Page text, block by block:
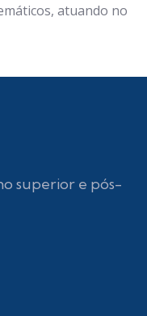
atuando no
superior e pós-